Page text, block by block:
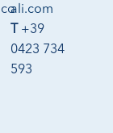
ali.com
T +39
0423 734
593